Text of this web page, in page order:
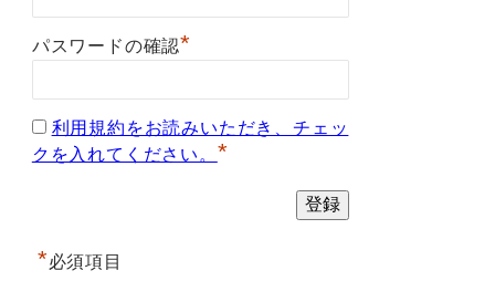
パスワードの確認*
利用規約をお読みいただき、チェッ
クを入れてください。 *
*必須項目